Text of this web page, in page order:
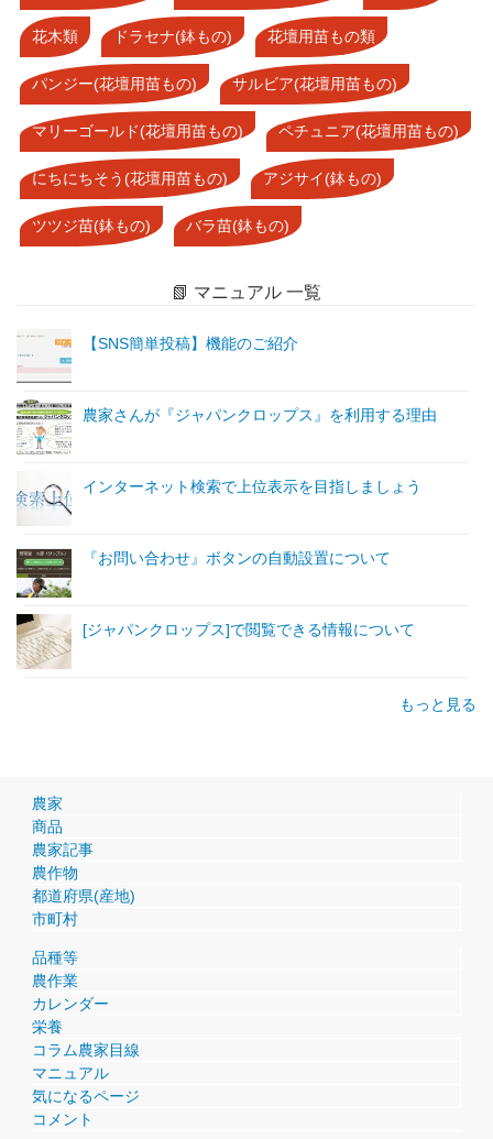
花木類 ドラセナ(鉢もの) 花壇用苗もの類
パンジー(花壇用苗もの) サルビア(花壇用苗もの)
マリーゴールド(花壇用苗もの) ペチュニア(花壇用苗もの)
にちにちそう(花壇用苗もの) アジサイ(鉢もの)
ツツジ苗(鉢もの) バラ苗(鉢もの)
📗 マニュアル 一覧
【SNS簡単投稿】機能のご紹介
農家さんが『ジャパンクロップス』を利用する理由
インターネット検索で上位表示を目指しましょう
『お問い合わせ』ボタンの自動設置について
[ジャパンクロップス]で閲覧できる情報について
もっと見る
農家
商品
農家記事
農作物
都道府県(産地)
市町村
品種等
農作業
カレンダー
栄養
コラム農家目線
マニュアル
気になるページ
コメント